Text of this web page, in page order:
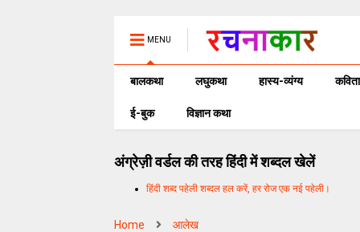
MENU
बालकथा लघुकथा हास्य-व्यंग्य कविता
ई-बुक विज्ञान कथा
अंग्रेज़ी वर्डल की तरह हिंदी में शब्दल खेलें
हिंदी शब्द पहेली शब्दल हल करें, हर रोज एक नई पहेली।
Home आलेख